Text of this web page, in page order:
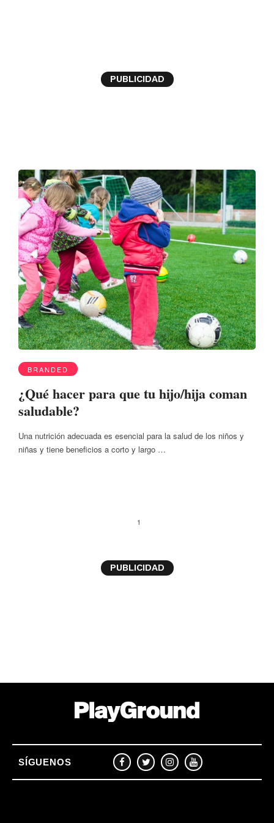
PUBLICIDAD
BRANDED
¿Qué hacer para que tu hijo/hija coman
saludable?
Una nutrición adecuada es esencial para la salud de los niños y
niñas y tiene beneficios a corto y largo …
1
PUBLICIDAD
SÍGUENOS